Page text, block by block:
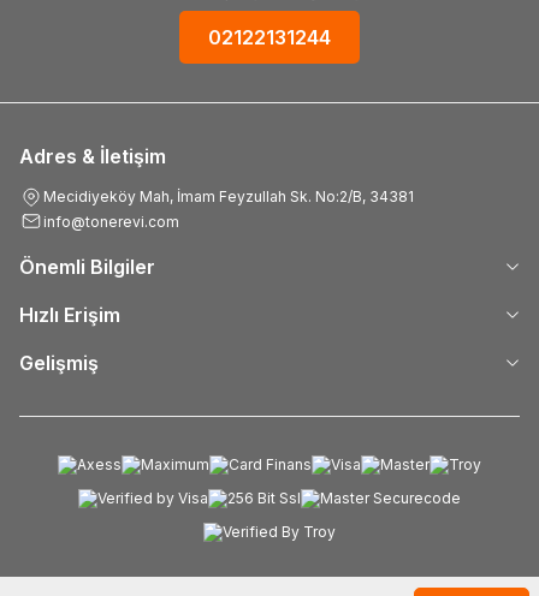
02122131244
Adres & İletişim
Mecidiyeköy Mah, İmam Feyzullah Sk. No:2/B, 34381
info@tonerevi.com
Önemli Bilgiler
Hızlı Erişim
Gelişmiş